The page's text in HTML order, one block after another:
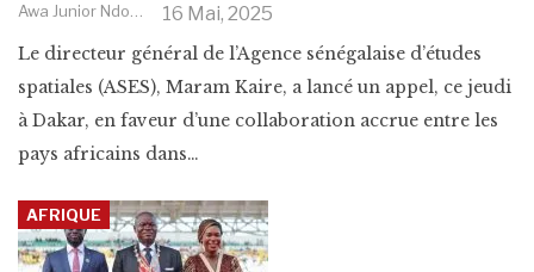
16 Mai, 2025
Le directeur général de l’Agence sénégalaise d’études
spatiales (ASES), Maram Kaire, a lancé un appel, ce jeudi
à Dakar, en faveur d’une collaboration accrue entre les
pays africains dans…
AFRIQUE